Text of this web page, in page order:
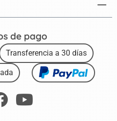
de pago
Transferencia a 30 días